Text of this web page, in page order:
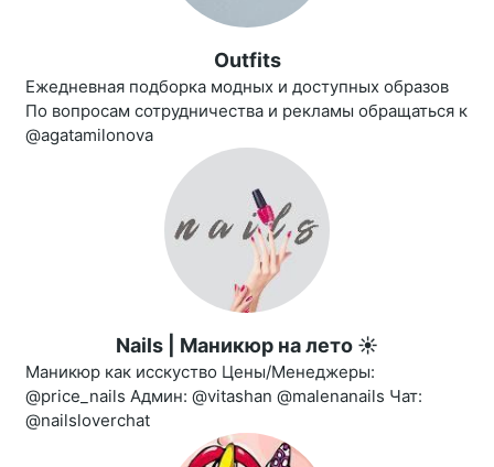
Outfits
Ежедневная подборка модных и доступных образов
По вопросам сотрудничества и рекламы обращаться к
@agatamilonova
Nails | Маникюр на лето ☀️
Маникюр как исскуство Цены/Менеджеры:
@price_nails Админ: @vitashan @malenanails Чат:
@nailsloverchat